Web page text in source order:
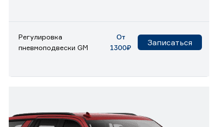
Регулировка
пневмоподвески GM
От
1300₽
Записаться